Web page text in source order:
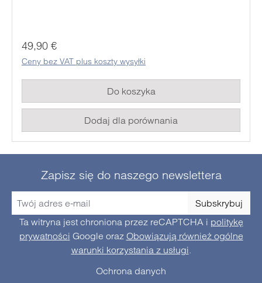
Cena regularna:
49,90 €
Ceny bez VAT plus koszty wysyłki
Do koszyka
Dodaj dla porównania
Zapisz się do naszego newslettera
Subskrybuj
Ta witryna jest chroniona przez reCAPTCHA i politykę
prywatności Google oraz Obowiązują również ogólne
warunki korzystania z usługi.
Ochrona danych